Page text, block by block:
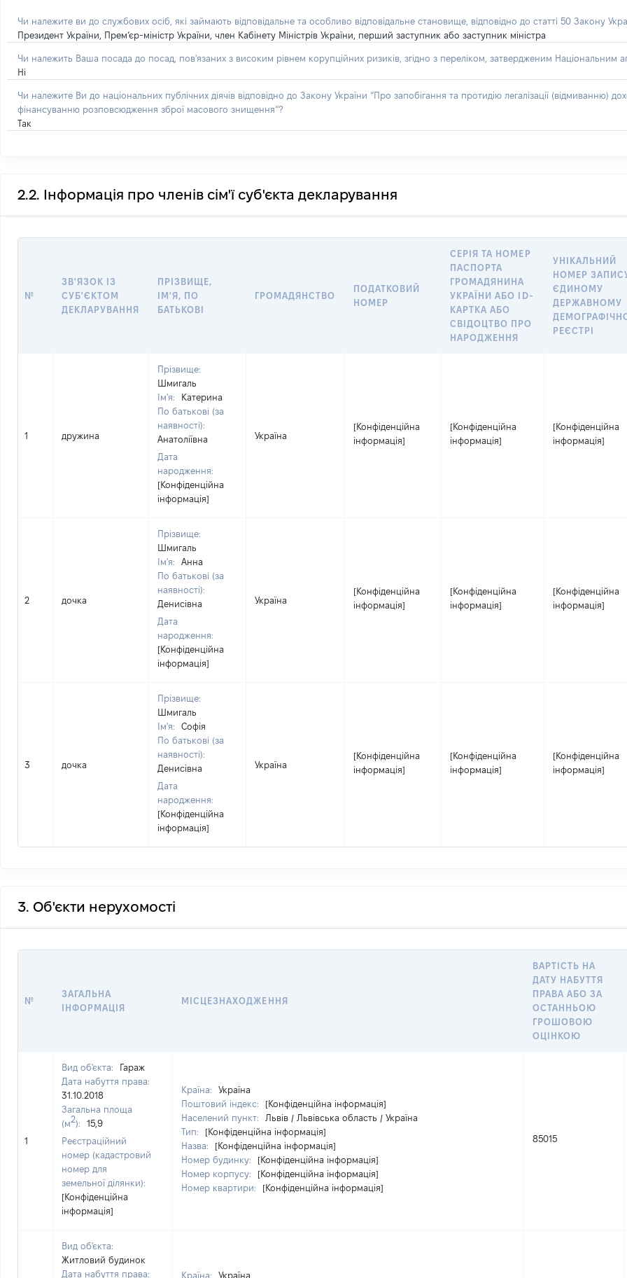
Чи належите ви до службових осіб, які займають відповідальне та особливо відповідальне становище, відповідно до статті 50 Закону
Президент України, Прем’єр-міністр України, член Кабінету Міністрів України, перший заступник або заступник міністра
Чи належить Ваша посада до посад, пов'язаних з високим рівнем корупційних ризиків, згідно з переліком, затвердженим Національним
Ні
Чи належите Ви до національних публічних діячів відповідно до Закону України “Про запобігання та протидію легалізації
фінансуванню розповсюдження зброї масового знищення”?
Так
2.2. Інформація про членів сім'ї суб'єкта декларування
№
ЗВ'ЯЗОК ІЗ
СУБ'ЄКТОМ
ДЕКЛАРУВАННЯ
ПРІЗВИЩЕ,
ІМ'Я, ПО
БАТЬКОВІ
ГРОМАДЯНСТВО
ПОДАТКОВИЙ
НОМЕР
СЕРІЯ ТА НОМЕР
ПАСПОРТА
ГРОМАДЯНИНА
УКРАЇНИ АБО ID-
КАРТКА АБО
СВІДОЦТВО ПРО
НАРОДЖЕННЯ
УНІКАЛЬНИЙ
НОМЕР
ЄДИНОМУ
ДЕРЖАВНОМУ
РЕЄСТРІ
1 дружина
Прізвище:
Шмигаль
Ім'я:
Катерина
По батькові (за
наявності):
Анатоліївна
Дата
народження:
[Конфіденційна
інформація]
Україна
[Конфіденційна
інформація]
[Конфіденційна
інформація]
[Конфіденційна
інформація]
2 дочка
Прізвище:
Шмигаль
Ім'я:
Анна
По батькові (за
наявності):
Денисівна
Дата
народження:
[Конфіденційна
інформація]
Україна
[Конфіденційна
інформація]
[Конфіденційна
інформація]
[Конфіденційна
інформація]
3 дочка
Прізвище:
Шмигаль
Ім'я:
Софія
По батькові (за
наявності):
Денисівна
Дата
народження:
[Конфіденційна
інформація]
Україна
[Конфіденційна
інформація]
[Конфіденційна
інформація]
[Конфіденційна
інформація]
3. Об'єкти нерухомості
№
ЗАГАЛЬНА
ІНФОРМАЦІЯ
МІСЦЕЗНАХОДЖЕННЯ
ВАРТІСТЬ НА
ДАТУ НАБУТТЯ
ПРАВА АБО ЗА
ОСТАННЬОЮ
ГРОШОВОЮ
ОЦІНКОЮ
1
Вид об'єкта:
Гараж
Дата набуття права:
31.10.2018
Загальна площа
(м2):
15,9
Реєстраційний
номер (кадастровий
номер для
земельної ділянки):
[Конфіденційна
інформація]
Країна:
Україна
Поштовий індекс:
[Конфіденційна інформація]
Населений пункт:
Львів / Львівська область / Україна
Тип:
[Конфіденційна інформація]
Назва:
[Конфіденційна інформація]
Номер будинку:
[Конфіденційна інформація]
Номер корпусу:
[Конфіденційна інформація]
Номер квартири:
[Конфіденційна інформація]
85015
Вид об'єкта:
Житловий будинок
Дата набуття права:
Країна: Україна